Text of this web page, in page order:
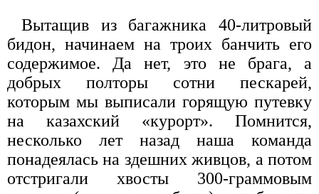
Вытащив из багажника 40-литровый
бидон, начинаем на троих банчить его
содержимое. Да нет, это не брага, а
добрых полторы сотни пескарей,
которым мы выписали горящую путевку
на казахский «курорт». Помнится,
несколько лет назад наша команда
понадеялась на здешних живцов, а потом
отстригали хвосты 300-граммовым